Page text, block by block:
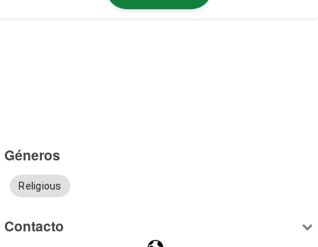
Géneros
Religious
Contacto